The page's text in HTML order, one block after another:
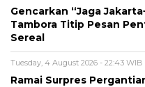
Gencarkan “Jaga
Tambora Titip Pesan
Sereal
Tuesday, 4 August 2026 - 22:43 WIB
Ramai Surpres